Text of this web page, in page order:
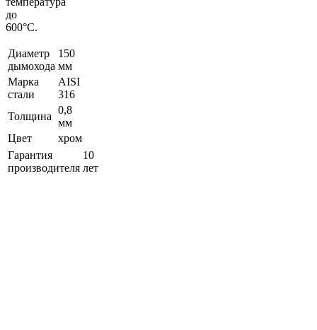
до
600°С.
Диаметр
дымохода
150
мм
Марка
стали
AISI
316
Толщина
0,8
мм
Цвет
хром
Гарантия
производителя
10
лет